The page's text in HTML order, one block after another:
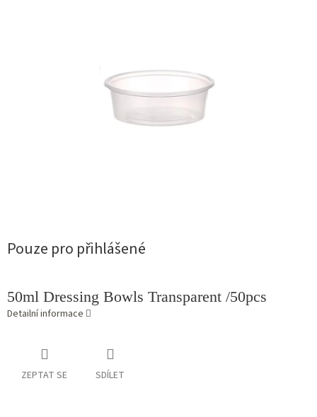
Pouze pro přihlášené
50ml Dressing Bowls Transparent /50pcs
Detailní informace
ZEPTAT SE SDÍLET